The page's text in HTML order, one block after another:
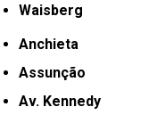
Waisberg
Anchieta
Assunção
Av. Kennedy